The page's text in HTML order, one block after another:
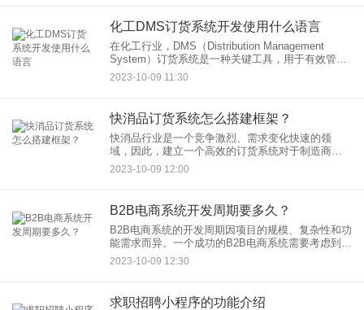
化工DMS订货系统开发使用什么语言
在化工行业，DMS（Distribution Management
System）订货系统是一种关键工具，用于有效管理
供应链、订单处理和库存跟踪。选择适当的编程语
言和技术平台对于成功开发化工DMS订货
2023-10-09 11:30
快消品订货系统怎么搭建框架？
快消品行业是一个竞争激烈、需求变化快速的领
域，因此，建立一个高效的订货系统对于制造商和
分销商来说至关重要。这个系统需要具备订单处
理、库存管理、供应链协作、报告和分析等功能，
2023-10-09 12:00
B2B电商系统开发周期要多久？
B2B电商系统的开发周期因项目的规模、复杂性和功
能需求而异。一个成功的B2B电商系统需要考虑到多
方面的因素，包括用户体验、安全性、性能、可扩
展性等。以下是影响B2B电商系统开发周期的关键因
2023-10-09 12:30
求职招聘小程序的功能介绍